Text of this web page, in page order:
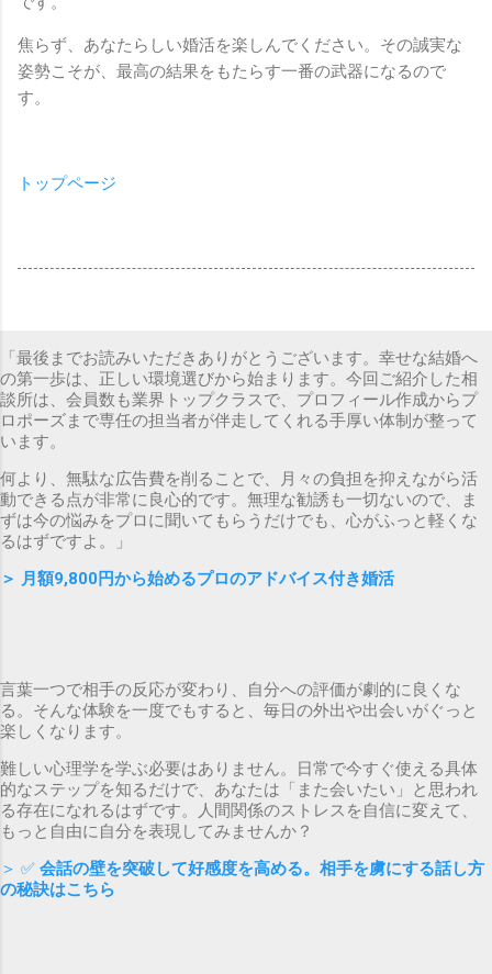
焦らず、あなたらしい婚活を楽しんでください。その誠実な
姿勢こそが、最高の結果をもたらす一番の武器になるので
す。
トップページ
「最後までお読みいただきありがとうございます。幸せな結婚へ
の第一歩は、正しい環境選びから始まります。今回ご紹介した相
談所は、会員数も業界トップクラスで、プロフィール作成からプ
ロポーズまで専任の担当者が伴走してくれる手厚い体制が整って
います。
何より、無駄な広告費を削ることで、月々の負担を抑えながら活
動できる点が非常に良心的です。無理な勧誘も一切ないので、ま
ずは今の悩みをプロに聞いてもらうだけでも、心がふっと軽くな
るはずですよ。」
＞ 月額9,800円から始めるプロのアドバイス付き婚活
言葉一つで相手の反応が変わり、自分への評価が劇的に良くな
る。そんな体験を一度でもすると、毎日の外出や出会いがぐっと
楽しくなります。
難しい心理学を学ぶ必要はありません。日常で今すぐ使える具体
的なステップを知るだけで、あなたは「また会いたい」と思われ
る存在になれるはずです。人間関係のストレスを自信に変えて、
もっと自由に自分を表現してみませんか？
＞ ✅ 会話の壁を突破して好感度を高める。相手を虜にする話し方
の秘訣はこちら